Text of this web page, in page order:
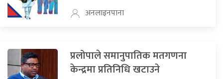
अनलाइनपाना
प्रलोपाले समानुपातिक मतगणना
केन्द्रमा प्रतिनिधि खटाउने